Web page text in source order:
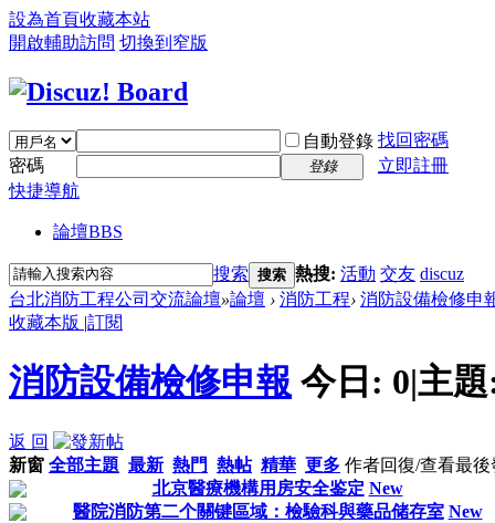
設為首頁收藏本站
開啟輔助訪問 切換到窄版
自動登錄 找回密碼
密碼
登錄
立即註冊
快捷導航
論壇BBS
搜索 搜索 熱搜: 活動 交友 discuz
台北消防工程公司交流論壇»論壇 › 消防工程› 消防設備檢修申
收藏本版 |訂閱
消防設備檢修申報 今日: 0|主
返 回
新窗 全部主題 最新 熱門 熱帖 精華 更多 作者回復/查看最後
北京醫療機構用房安全鉴定 New
醫院消防第二个關键區域：檢驗科與藥品储存室 New